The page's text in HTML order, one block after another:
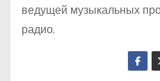
ведущей музыкальных
радио.